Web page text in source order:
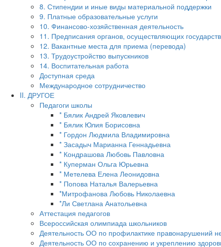
8. Стипендии и иные виды материальной поддержки
9. Платные образовательные услуги
10. Финансово-хозяйственная деятельность
11. Предписания органов, осуществляющих
12. Вакантные места для приема (перевода)
13. Трудоустройство выпускников
14. Воспитательная работа
Доступная среда
Международное сотрудничество
II. ДРУГОЕ
Педагоги школы
* Бялик Андрей Яковлевич
* Бялик Юлия Борисовна
* Гордон Людмила Владимировна
* Засадыч Марианна Геннадьевна
* Кондрашова Любовь Павловна
* Куперман Ольга Юрьевна
* Метелева Елена Леонидовна
* Попова Наталья Валерьевна
*Митрофанова Любовь Николаевна
*Ли Светлана Анатольевна
Аттестация педагогов
Всероссийская олимпиада школьников
Деятельность ОО по профилактике правонарушений
Деятельность ОО по сохранению и укреплению